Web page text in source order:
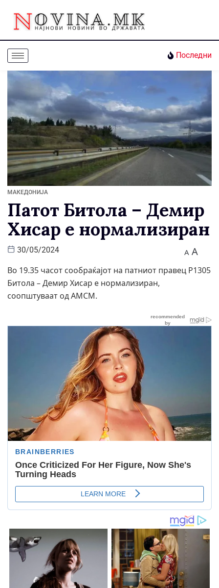
Последни
МАКЕДОНИЈА
Патот Битола – Демир
Хисар е нормализиран
30/05/2024 A A
Во 19.35 часот сообраќајот на патниот правец Р1305
Битола – Демир Хисар е нормализиран,
соопштуваат од АМСМ.